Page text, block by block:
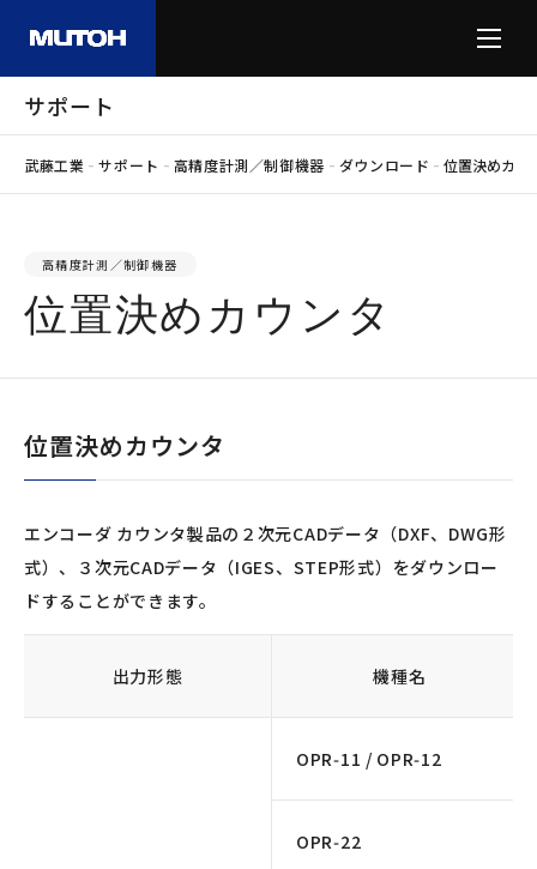
サポート
武藤工業 -サポート - 高精度計測／制御機器 - ダウンロード -位置決めカウ
高精度計測／制御機器
位置決めカウンタ
位置決めカウンタ
エンコーダ カウンタ製品の２次元CADデータ（DXF、DWG形
式）、３次元CADデータ（IGES、STEP形式）をダウンロー
ドすることができます。
出力形態 機種名
OPR‑11 / OPR‑12
OPR‑22